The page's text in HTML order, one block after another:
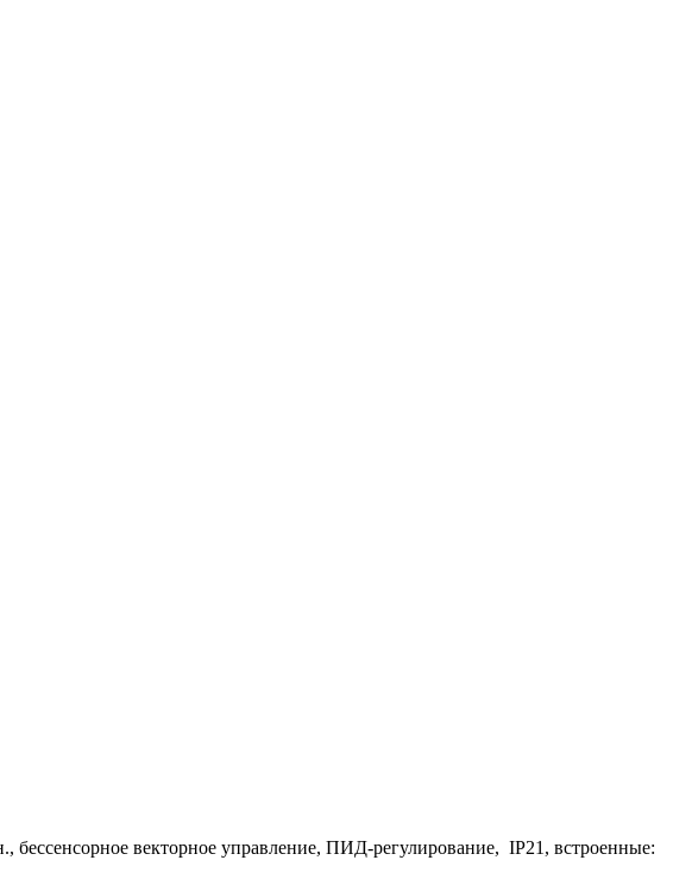
бессенсорное векторное управление, ПИД-регулирование, IP21, встроенные: